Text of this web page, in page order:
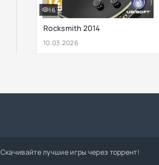
Rocksmith 2014
10.03.2026
16
Скачивайте лучшие игры через торрент!